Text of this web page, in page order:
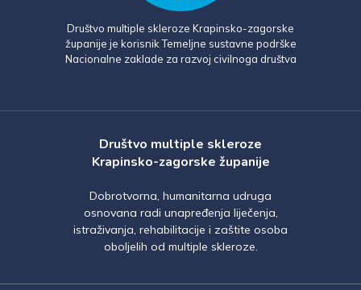
Društvo multiple skleroze Krapinsko-zagorske
županije je korisnik Temeljne sustavne podrške
Nacionalne zaklade za razvoj civilnoga društva
Društvo multiple skleroze
Krapinsko-zagorske županije
Dobrotvorna, humanitarna udruga
osnovana radi unapređenja liječenja,
istraživanja, rehabilitacije i zaštite osoba
oboljelih od multiple skleroze.